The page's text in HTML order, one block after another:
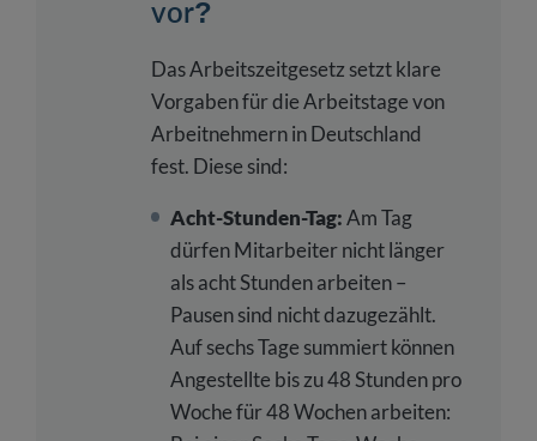
vor?
Das Arbeitszeitgesetz setzt klare
Vorgaben für die Arbeitstage von
Arbeitnehmern in Deutschland
fest. Diese sind:
Acht-Stunden-Tag:Am Tag
dürfen Mitarbeiter nicht länger
als acht Stunden arbeiten –
Pausen sind nicht dazugezählt.
Auf sechs Tage summiert können
Angestellte bis zu 48 Stunden pro
Woche für 48 Wochen arbeiten: